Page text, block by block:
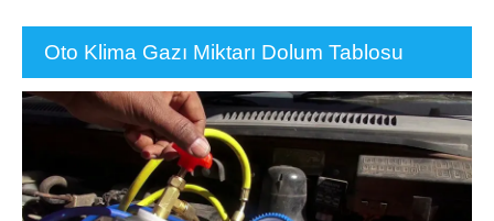
Oto Klima Gazı Miktarı Dolum Tablosu